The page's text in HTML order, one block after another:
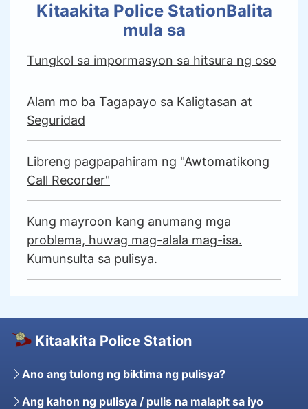
Kitaakita Police StationBalita
mula sa
Tungkol sa impormasyon sa hitsura ng oso
Alam mo ba Tagapayo sa Kaligtasan at
Seguridad
Libreng pagpapahiram ng "Awtomatikong
Call Recorder"
Kung mayroon kang anumang mga
problema, huwag mag-alala mag-isa.
Kumunsulta sa pulisya.
Kitaakita Police Station
Ano ang tulong ng biktima ng pulisya?
Ang kahon ng pulisya / pulis na malapit sa iyo